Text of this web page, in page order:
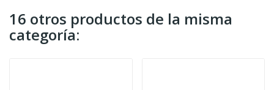
16 otros productos de la misma
categoría: